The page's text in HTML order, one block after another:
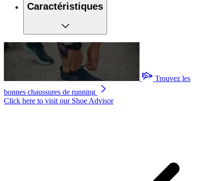
Caractéristiques
Trouvez les
bonnes chaussures de running
Click here to visit our Shoe Advisor